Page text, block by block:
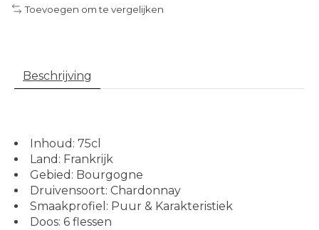
Toevoegen om te vergelijken
Beschrijving
Inhoud: 75cl
Land: Frankrijk
Gebied: Bourgogne
Druivensoort: Chardonnay
Smaakprofiel: Puur & Karakteristiek
Doos: 6 flessen